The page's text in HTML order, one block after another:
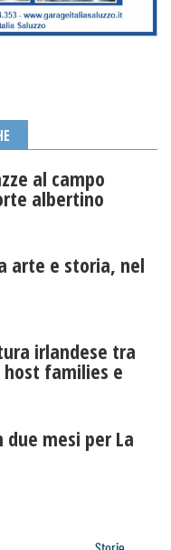
al campo
albertino
arte e storia, nel
irlandese tra
families e
mesi per La